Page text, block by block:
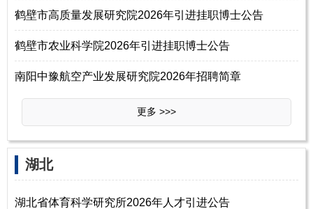
鹤壁市高质量发展研究院2026年引进挂职博士公告
鹤壁市农业科学院2026年引进挂职博士公告
南阳中豫航空产业发展研究院2026年招聘简章
更多 >>>
‌‌湖北
湖北省体育科学研究所2026年人才引进公告